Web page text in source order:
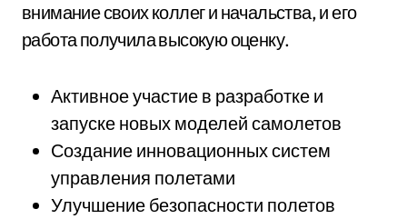
внимание своих коллег и начальства, и его
работа получила высокую оценку.
Активное участие в разработке и
запуске новых моделей самолетов
Создание инновационных систем
управления полетами
Улучшение безопасности полетов